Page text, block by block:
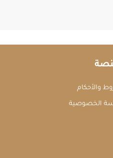
والأحكام
الخصوصية